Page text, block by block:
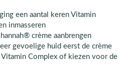
een aantal keren Vitamin
inmasseren
crème aanbrengen
gevoelige huid eerst de crème
Vitamin Complex of kiezen voor de